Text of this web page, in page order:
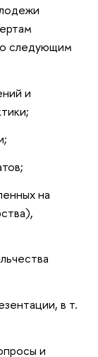
следующим
и
на
в т.
и